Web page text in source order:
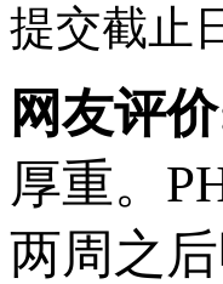
提交截止
网友评
厚重。
两周之